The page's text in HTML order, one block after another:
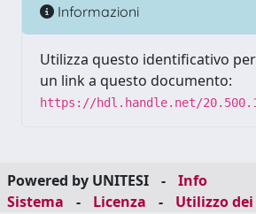
Informazioni
Utilizza questo identificativo
un link a questo documento:
https://hdl.handle.net/
Powered by UNITESI -
Info
Sistema
- Licenza -
Utilizzo dei